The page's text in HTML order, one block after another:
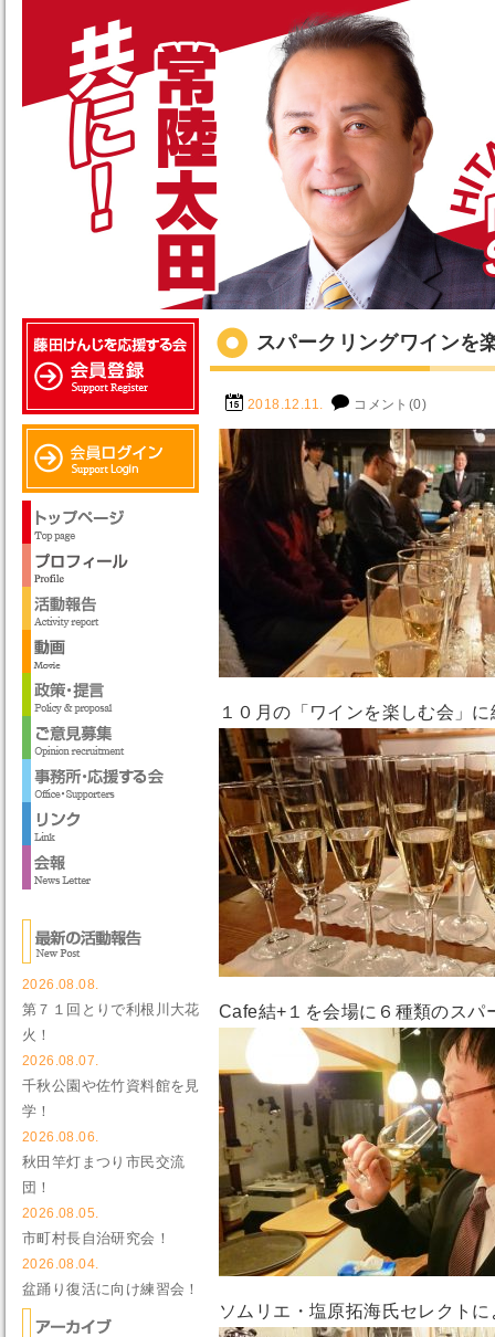
スパークリングワインを
2018.12.11. コメント(0)
１０月の「ワインを楽しむ会」
Cafe結+１を会場に６種類のスパ
ソムリエ・塩原拓海氏セレクト
2026.08.08.
第７１回とりで利根川大花
火！
2026.08.07.
千秋公園や佐竹資料館を見
学！
2026.08.06.
秋田竿灯まつり市民交流
団！
2026.08.05.
市町村長自治研究会！
2026.08.04.
盆踊り復活に向け練習会！